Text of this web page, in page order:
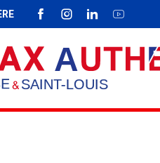
FACEBOOK
INSTAGRAM
LINKEDINYOUTUBE